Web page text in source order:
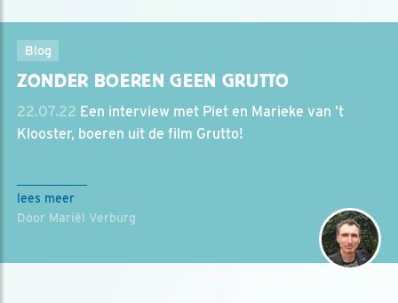
Blog
ZONDER BOEREN GEEN GRUTTO
22.07.22 Een interview met Piet en Marieke van ’t
Klooster, boeren uit de film Grutto!
lees meer
Door Mariël Verburg